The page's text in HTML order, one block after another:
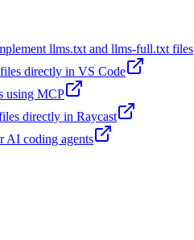
llms.txt and llms-full.txt files
directly in VS Code
using MCP
directly in Raycast
AI coding agents